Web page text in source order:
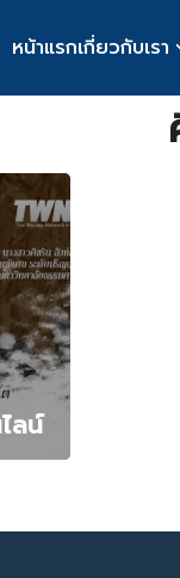
หน้าแรกเกี่ยวกับเรา
ลน์